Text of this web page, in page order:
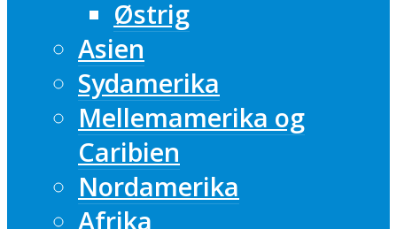
Østrig
Asien
Sydamerika
Mellemamerika og
Caribien
Nordamerika
Afrika